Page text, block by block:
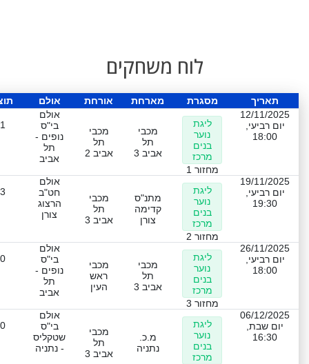
לוח משחקים
תאריך מסגרת מארחת אורחת אולם
12/11/2025
יום רביעי,
18:00
ליגת
נוער
בנים
מרכז
מחזור 1
מכבי
תל
אביב 3
מכבי
תל
אביב 2
אולם
בי"ס
נופים -
תל
אביב
19/11/2025
יום רביעי,
19:30
ליגת
נוער
בנים
מרכז
מחזור 2
מתנ"ס
קדימה
צורן
מכבי
תל
אביב 3
אולם
חט"ב
הרצוג
צורן
26/11/2025
יום רביעי,
18:00
ליגת
נוער
בנים
מרכז
מחזור 3
מכבי
תל
אביב 3
מכבי
ראש
העין
אולם
בי"ס
נופים -
תל
אביב
06/12/2025
יום שבת,
16:30
ליגת
נוער
בנים
מרכז
מ.כ.
נתניה
מכבי
תל
אביב 3
אולם
בי"ס
שטקליס
- נתניה